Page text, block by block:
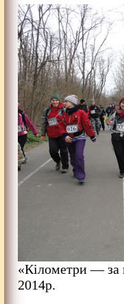
«Кілометри — за
2014р.